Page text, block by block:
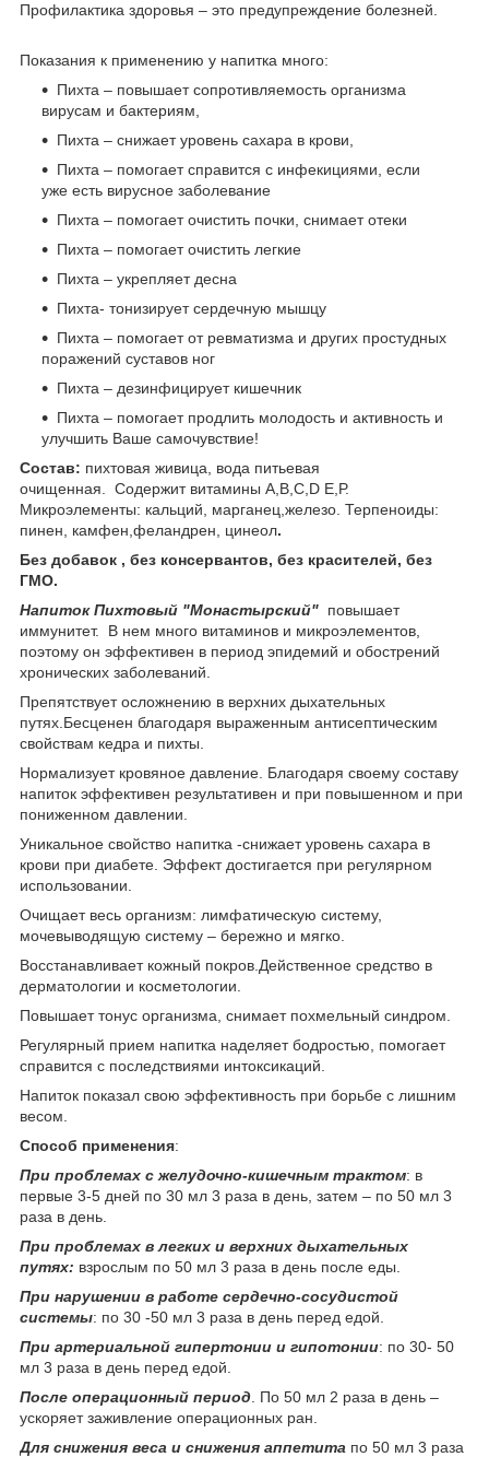
Профилактика здоровья – это предупреждение болезней.
Показания к применению у напитка много:
Пихта – повышает сопротивляемость организма
вирусам и бактериям,
Пихта – снижает уровень сахара в крови,
Пихта – помогает справится с инфекициями, если
уже есть вирусное заболевание
Пихта – помогает очистить почки, снимает отеки
Пихта – помогает очистить легкие
Пихта – укрепляет десна
Пихта- тонизирует сердечную мышцу
Пихта – помогает от ревматизма и других простудных
поражений суставов ног
Пихта – дезинфицирует кишечник
Пихта – помогает продлить молодость и активность и
улучшить Ваше самочувствие!
Состав: пихтовая живица, вода питьевая
очищенная. Содержит витамины А,В,С,D Е,Р.
Микроэлементы: кальций, марганец,железо. Терпеноиды:
пинен, камфен,феландрен, цинеол.
Без добавок , без консервантов, без красителей, без
ГМО.
Напиток Пихтовый "Монастырский" повышает
иммунитет. В нем много витаминов и микроэлементов,
поэтому он эффективен в период эпидемий и обострений
хронических заболеваний.
Препятствует осложнению в верхних дыхательных
путях.Бесценен благодаря выраженным антисептическим
свойствам кедра и пихты.
Нормализует кровяное давление. Благодаря своему составу
напиток эффективен результативен и при повышенном и при
пониженном давлении.
Уникальное свойство напитка -снижает уровень сахара в
крови при диабете. Эффект достигается при регулярном
использовании.
Очищает весь организм: лимфатическую систему,
мочевыводящую систему – бережно и мягко.
Восстанавливает кожный покров.Действенное средство в
дерматологии и косметологии.
Повышает тонус организма, снимает похмельный синдром.
Регулярный прием напитка наделяет бодростью, помогает
справится с последствиями интоксикаций.
Напиток показал свою эффективность при борьбе с лишним
весом.
Способ применения:
При проблемах с желудочно-кишечным трактом: в
первые 3-5 дней по 30 мл 3 раза в день, затем – по 50 мл 3
раза в день.
При проблемах в легких и верхних дыхательных
путях: взрослым по 50 мл 3 раза в день после еды.
При нарушении в работе сердечно-сосудистой
системы: по 30 -50 мл 3 раза в день перед едой.
При артериальной гипертонии и гипотонии: по 30- 50
мл 3 раза в день перед едой.
После операционный период . По 50 мл 2 раза в день –
ускоряет заживление операционных ран.
Для снижения веса и снижения аппетита по 50 мл 3 раза